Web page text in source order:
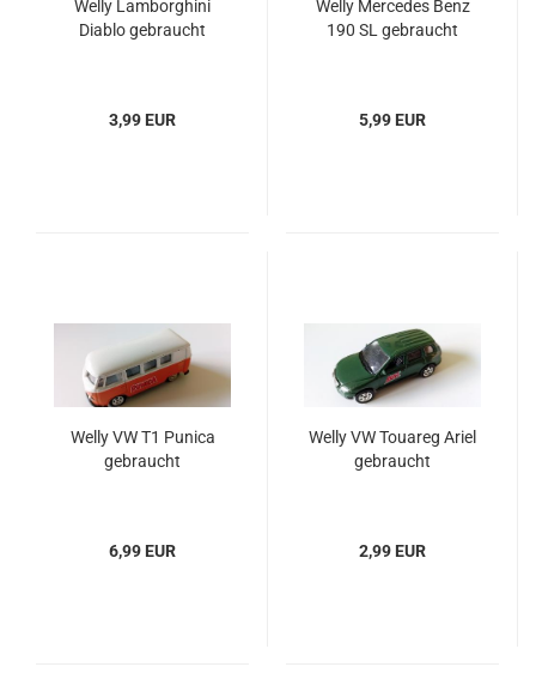
Welly Lamborghini
Diablo gebraucht
3,99 EUR
Welly Mercedes Benz
190 SL gebraucht
5,99 EUR
Welly VW T1 Punica
gebraucht
6,99 EUR
Welly VW Touareg Ariel
gebraucht
2,99 EUR